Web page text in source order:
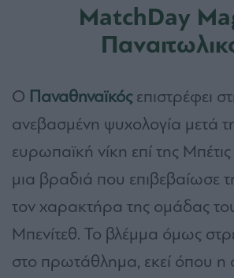
MatchDay
Ο Παναθηναϊκός επιστρέφει
ανεβασμένη ψυχολογία μετά
ευρωπαϊκή νίκη επί της
μια βραδιά που επιβεβαίωσε
τον χαρακτήρα της ομάδας
Μπενίτεθ. Το βλέμμα όμως
στο πρωτάθλημα, εκεί όπου η